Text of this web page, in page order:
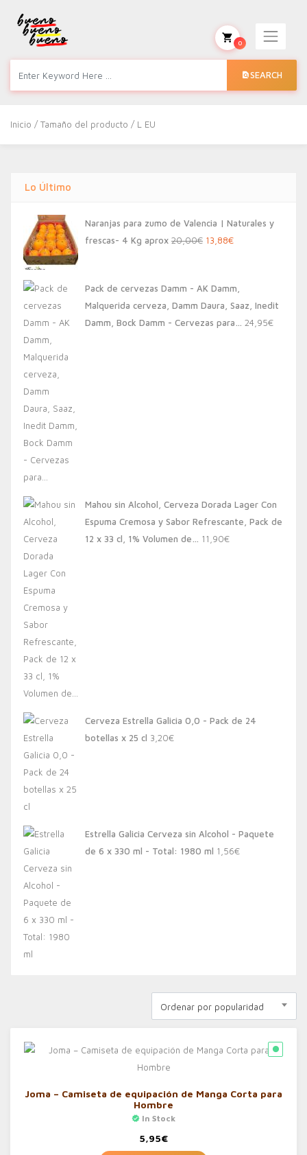
SEARCH
0
Inicio / Tamaño del producto / L EU
Lo Último
Naranjas para zumo de Valencia | Naturales y
frescas- 4 Kg aprox 20,00€ El
era:
20,00€.
13,88€El
es:
13,88€.
Pack de cervezas Damm - AK Damm,
Malquerida cerveza, Damm Daura, Saaz, Inedit
Damm, Bock Damm - Cervezas para… 24,95€
Mahou sin Alcohol, Cerveza Dorada Lager Con
Espuma Cremosa y Sabor Refrescante, Pack de
12 x 33 cl, 1% Volumen de… 11,90€
Cerveza Estrella Galicia 0,0 - Pack de 24
botellas x 25 cl 3,20€
Estrella Galicia Cerveza sin Alcohol - Paquete
de 6 x 330 ml - Total: 1980 ml 1,56€
Ordenar por popularidad
Joma – Camiseta de equipación de Manga Corta para
Hombre
In Stock
5,95€